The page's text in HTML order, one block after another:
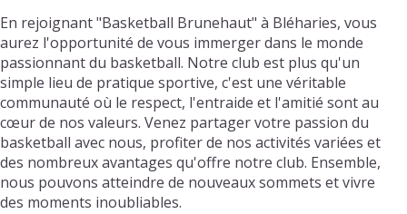
En rejoignant "Basketball Brunehaut" à Bléharies, vous
aurez l'opportunité de vous immerger dans le monde
passionnant du basketball. Notre club est plus qu'un
simple lieu de pratique sportive, c'est une véritable
communauté où le respect, l'entraide et l'amitié sont au
cœur de nos valeurs. Venez partager votre passion du
basketball avec nous, profiter de nos activités variées et
des nombreux avantages qu'offre notre club. Ensemble,
nous pouvons atteindre de nouveaux sommets et vivre
des moments inoubliables.